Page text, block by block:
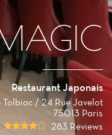
Restaurant Japonais
Tolbiac / 24 Rue Javelot
75013 Paris
283 Reviews